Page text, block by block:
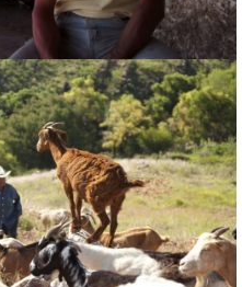
CORTESÍA DIRECTOR